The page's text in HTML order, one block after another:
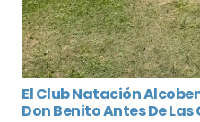
El Club Natación
Don Benito Antes De